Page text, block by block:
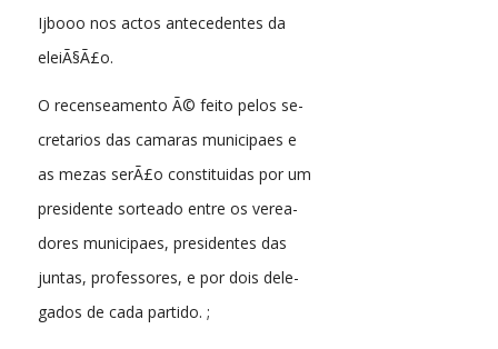
Ijbooo nos actos antecedentes da
eleiÃ§Ã£o.
O recenseamento Ã© feito pelos se-
cretarios das camaras municipaes e
as mezas serÃ£o constituidas por um
presidente sorteado entre os verea-
dores municipaes, presidentes das
juntas, professores, e por dois dele-
gados de cada partido. ;